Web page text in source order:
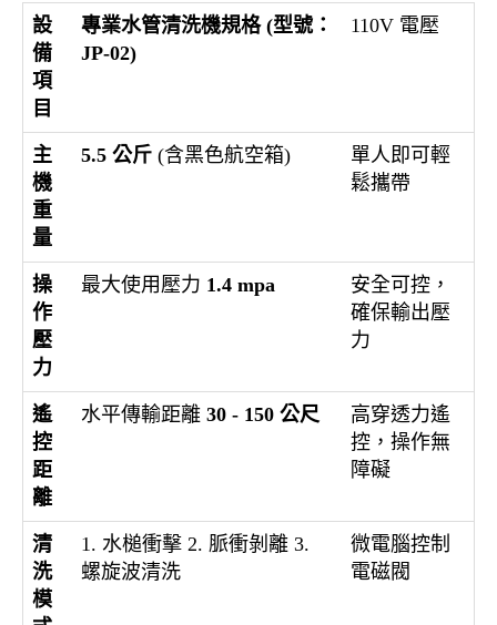
設
備
項
目
專業水管清洗機規格 (型號：
JP-02)
110V 電壓
主
機
重
量
5.5 公斤 (含黑色航空箱)
單人即可輕
鬆攜帶
操
作
壓
力
最大使用壓力 1.4 mpa
安全可控，
確保輸出壓
力
遙
控
距
離
水平傳輸距離 30 - 150 公尺
高穿透力遙
控，操作無
障礙
清
洗
模
1. 水槌衝擊 2. 脈衝剝離 3.
螺旋波清洗
微電腦控制
電磁閥